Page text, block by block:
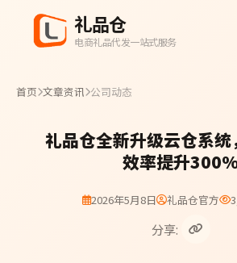
礼品仓
电商礼品代发一站式服务
首页 文章资讯 公司动态
礼品仓全新升级云仓系
效率提升
2026年5月8日 礼品仓官方
分享: